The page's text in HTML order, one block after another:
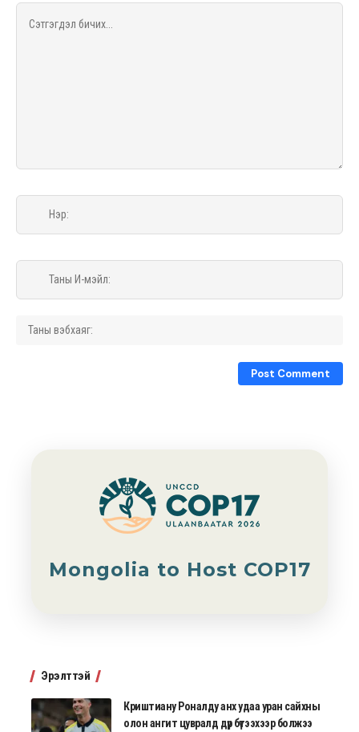
Mongolia to Host COP17
Эрэлттэй
Криштиану Роналду анх удаа уран сайхны
олон ангит цувралд дүр бүтээхээр болжээ